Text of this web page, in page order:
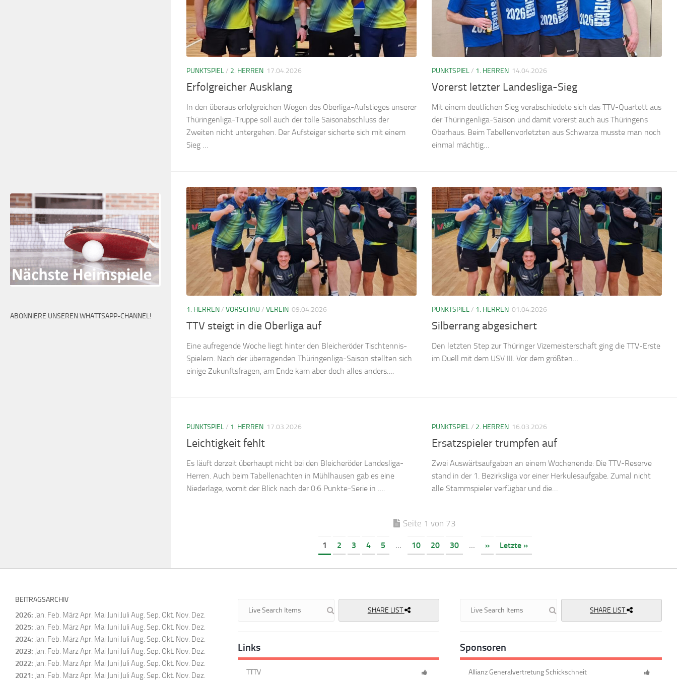
PUNKTSPIEL/ 2. HERREN 17.04.2026
Erfolgreicher Ausklang
In den überaus erfolgreichen Wogen des Oberliga-Aufstieges unserer
Thüringenliga-Truppe soll auch der tolle Saisonabschluss der
Zweiten nicht untergehen. Der Aufsteiger sicherte sich mit einem
Sieg …
PUNKTSPIEL/ 1. HERREN 14.04.2026
Vorerst letzter Landesliga-Sieg
Mit einem deutlichen Sieg verabschiedete sich das TTV-Quartett aus
der Thüringenliga-Saison und damit vorerst auch aus Thüringens
Oberhaus. Beim Tabellenvorletzten aus Schwarza musste man noch
einmal mächtig…
1. HERREN/ VORSCHAU / VEREIN 09.04.2026
TTV steigt in die Oberliga auf
Eine aufregende Woche liegt hinter den Bleicheröder Tischtennis-
Spielern. Nach der überragenden Thüringenliga-Saison stellten sich
einige Zukunftsfragen, am Ende kam aber doch alles anders….
PUNKTSPIEL/ 1. HERREN 01.04.2026
Silberrang abgesichert
Den letzten Step zur Thüringer Vizemeisterschaft ging die TTV-Erste
im Duell mit dem USV III. Vor dem größten…
PUNKTSPIEL/ 1. HERREN 17.03.2026
Leichtigkeit fehlt
Es läuft derzeit überhaupt nicht bei den Bleicheröder Landesliga-
Herren. Auch beim Tabellenachten in Mühlhausen gab es eine
Niederlage, womit der Blick nach der 0:6 Punkte-Serie in ….
PUNKTSPIEL/ 2. HERREN 16.03.2026
Ersatzspieler trumpfen auf
Zwei Auswärtsaufgaben an einem Wochenende: Die TTV-Reserve
stand in der 1. Bezirksliga vor einer Herkulesaufgabe. Zumal nicht
alle Stammspieler verfügbar und die…
Seite 1 von 73
1 2 3 4 5 ... 10 20 30 ... » Letzte »
ABONNIERE UNSEREN WHATTSAPP-CHANNEL!
BEITRAGSARCHIV
2026: Jan. Feb. MärzApr. Mai Juni Juli Aug. Sep. Okt. Nov. Dez.
2025: Jan. Feb. MärzApr. Mai Juni Juli Aug. Sep. Okt. Nov. Dez.
2024: Jan. Feb. MärzApr. Mai Juni Juli Aug. Sep. Okt. Nov. Dez.
2023: Jan. Feb. MärzApr. Mai Juni Juli Aug. Sep. Okt. Nov. Dez.
2022: Jan. Feb. MärzApr. Mai Juni Juli Aug. Sep. Okt. Nov. Dez.
2021: Jan. Feb. MärzApr. Mai Juni Juli Aug. Sep. Okt. Nov. Dez.
SHARE LIST
Links
TTTV
SHARE LIST
Sponsoren
Allianz Generalvertretung Schickschneit